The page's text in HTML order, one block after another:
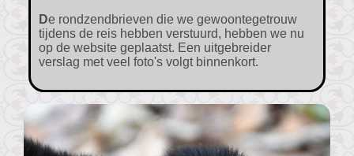
De rondzendbrieven die we gewoontegetrouw
tijdens de reis hebben verstuurd, hebben we nu
op de website geplaatst. Een uitgebreider
verslag met veel foto's volgt binnenkort.